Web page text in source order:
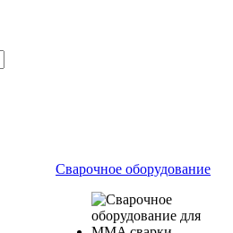
Сварочное оборудование